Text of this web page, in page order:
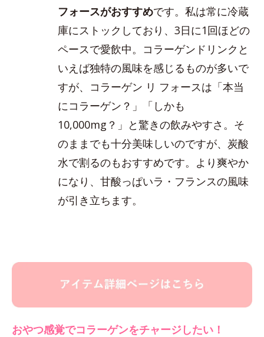
フォースがおすすめです。私は常に冷蔵
庫にストックしており、3日に1回ほどの
ペースで愛飲中。コラーゲンドリンクと
いえば独特の風味を感じるものが多いで
すが、コラーゲン リ フォースは「本当
にコラーゲン？」「しかも
10,000mg？」と驚きの飲みやすさ。そ
のままでも十分美味しいのですが、炭酸
水で割るのもおすすめです。より爽やか
になり、甘酸っぱいラ・フランスの風味
が引き立ちます。
おやつ感覚でコラーゲンをチャージしたい！